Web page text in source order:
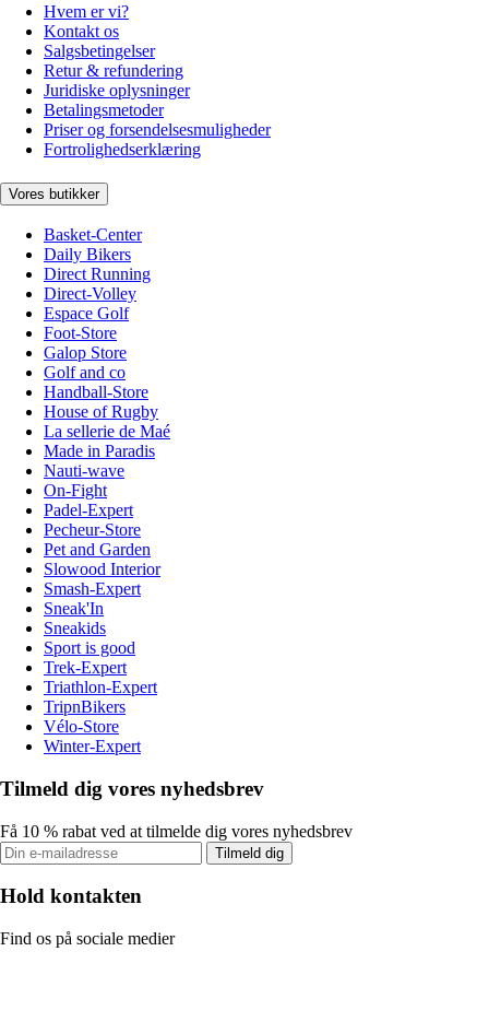
Hvem er vi?
Kontakt os
Salgsbetingelser
Retur & refundering
Juridiske oplysninger
Betalingsmetoder
Priser og forsendelsesmuligheder
Fortrolighedserklæring
Vores butikker
Basket-Center
Daily Bikers
Direct Running
Direct-Volley
Espace Golf
Foot-Store
Galop Store
Golf and co
Handball-Store
House of Rugby
La sellerie de Maé
Made in Paradis
Nauti-wave
On-Fight
Padel-Expert
Pecheur-Store
Pet and Garden
Slowood Interior
Smash-Expert
Sneak'In
Sneakids
Sport is good
Trek-Expert
Triathlon-Expert
TripnBikers
Vélo-Store
Winter-Expert
Tilmeld dig vores nyhedsbrev
Få 10 % rabat ved at tilmelde dig vores nyhedsbrev
Tilmeld dig
Hold kontakten
Find os på sociale medier